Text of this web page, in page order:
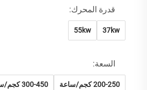
قدرة المحرك:
37kw
55kw
السعة:
200-250 كجم/ساعة 300-450 كجم/ساعة